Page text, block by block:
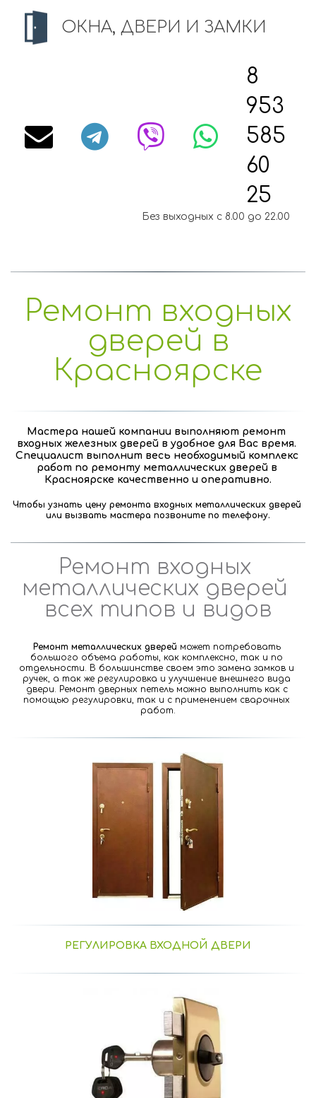
ОКНА, ДВЕРИ И ЗАМКИ
8
953
585
60
25
Без выходных с 8.00 до 22.00
Ремонт входных
дверей в
Красноярске
Мастера нашей компании выполняют ремонт
входных железных дверей в удобное для Вас время.
Специалист выполнит весь необходимый комплекс
работ по ремонту металлических дверей в
Красноярске качественно и оперативно.
Чтобы узнать цену ремонта входных металлических дверей
или вызвать мастера позвоните по телефону.
Ремонт входных
металлических дверей
всех типов и видов
Ремонт металлических дверей может потребовать
большого объема работы, как комплексно, так и по
отдельности. В большинстве своем это замена замков и
ручек, а так же регулировка и улучшение внешнего вида
двери. Ремонт дверных петель можно выполнить как с
помощью регулировки, так и с применением сварочных
работ.
РЕГУЛИРОВКА ВХОДНОЙ ДВЕРИ